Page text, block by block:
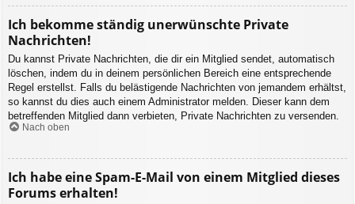
Ich bekomme ständig unerwünschte Private
Nachrichten!
Du kannst Private Nachrichten, die dir ein Mitglied sendet, automatisch
löschen, indem du in deinem persönlichen Bereich eine entsprechende
Regel erstellst. Falls du belästigende Nachrichten von jemandem erhältst,
so kannst du dies auch einem Administrator melden. Dieser kann dem
betreffenden Mitglied dann verbieten, Private Nachrichten zu versenden.
Nach oben
Ich habe eine Spam-E-Mail von einem Mitglied dieses
Forums erhalten!